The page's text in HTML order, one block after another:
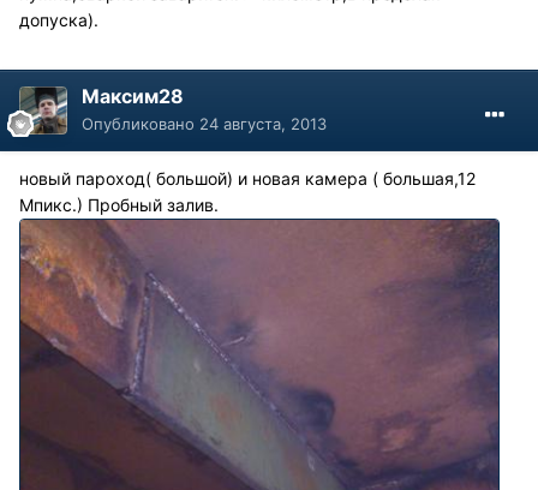
допуска).
Максим28
Опубликовано 24 августа, 2013
новый пароход( большой) и новая камера ( большая,12
Мпикс.) Пробный залив.